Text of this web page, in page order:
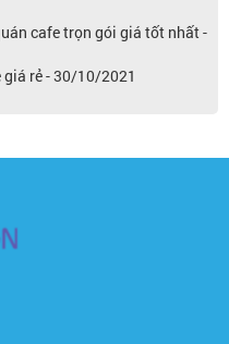
cafe trọn gói giá tốt nhất -
rẻ - 30/10/2021